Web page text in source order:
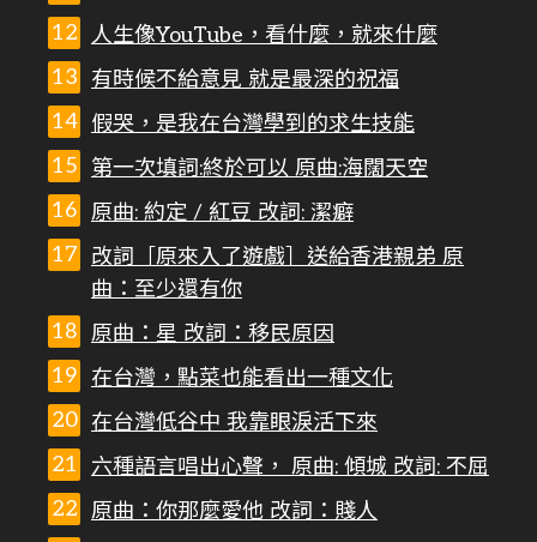
人生像YouTube，看什麼，就來什麼
有時候不給意見 就是最深的祝福
假哭，是我在台灣學到的求生技能
第一次填詞:終於可以 原曲:海闊天空
原曲: 約定 / 紅豆 改詞: 潔癖
改詞［原來入了遊戲］送給香港親弟 原
曲：至少還有你
原曲：星 改詞：移民原因
在台灣，點菜也能看出一種文化
在台灣低谷中 我靠眼淚活下來
六種語言唱出心聲， 原曲: 傾城 改詞: 不屈
原曲：你那麼愛他 改詞：賤人